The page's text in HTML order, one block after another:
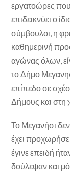
εργατοώρες
επιδεικνύει ο
σύμβουλοι, η
καθημερινή
αγώνας όλων,
το Δήμο
επίπεδο σε
Δήμους και στη
Το Μεγανήσι
έχει
έγινε επειδή
δούλεψαν και